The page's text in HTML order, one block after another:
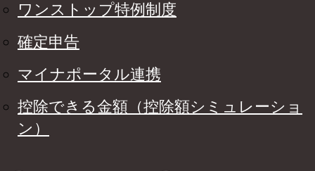
ワンストップ特例制度
確定申告
マイナポータル連携
控除できる金額（控除額シミュレーショ
ン）